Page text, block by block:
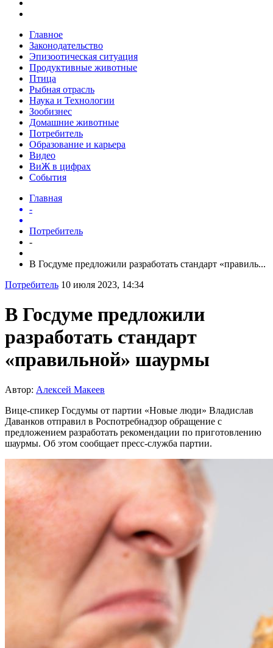
Главное
Законодательство
Эпизоотическая ситуация
Продуктивные животные
Птица
Рыбная отрасль
Наука и Технологии
Зообизнес
Домашние животные
Потребитель
Образование и карьера
Видео
ВиЖ в цифрах
События
Главная
-
Потребитель
-
В Госдуме предложили разработать стандарт «правиль...
Потребитель 10 июля 2023, 14:34
В Госдуме предложили
разработать стандарт
«правильной» шаурмы
Автор: Алексей Макеев
Вице-спикер Госдумы от партии «Новые люди» Владислав
Даванков отправил в Роспотребнадзор обращение с
предложением разработать рекомендации по приготовлению
шаурмы. Об этом сообщает пресс-служба партии.